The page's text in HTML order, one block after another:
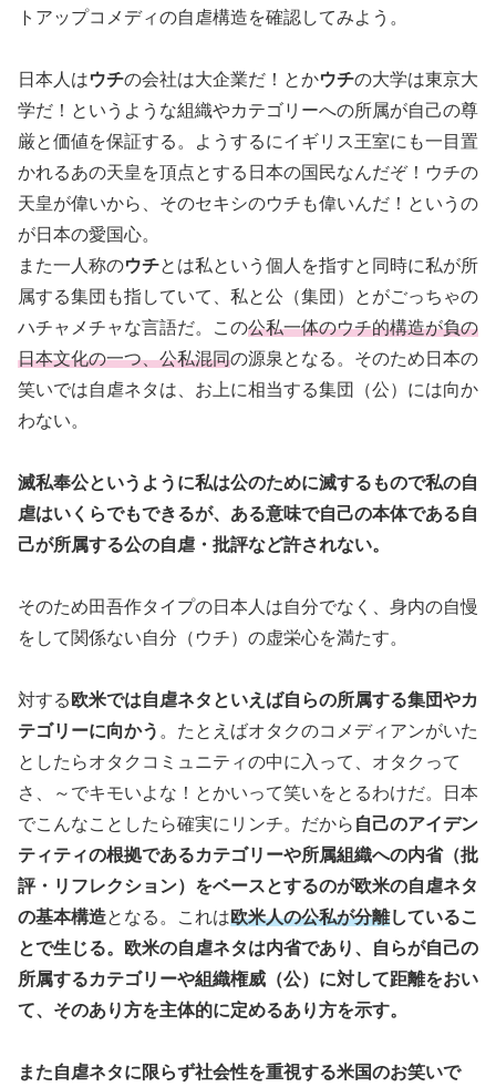
トアップコメディの自虐構造を確認してみよう。
日本人はウチの会社は大企業だ！とかウチの大学は東京大
学だ！というような組織やカテゴリーへの所属が自己の尊
厳と価値を保証する。ようするにイギリス王室にも一目置
かれるあの天皇を頂点とする日本の国民なんだぞ！ウチの
天皇が偉いから、そのセキシのウチも偉いんだ！というの
が日本の愛国心。
また一人称のウチとは私という個人を指すと同時に私が所
属する集団も指していて、私と公（集団）とがごっちゃの
ハチャメチャな言語だ。この公私一体のウチ的構造が負の
日本文化の一つ、公私混同の源泉となる。そのため日本の
笑いでは自虐ネタは、お上に相当する集団（公）には向か
わない。
滅私奉公というように私は公のために滅するもので私の自
虐はいくらでもできるが、ある意味で自己の本体である自
己が所属する公の自虐・批評など許されない。
そのため田吾作タイプの日本人は自分でなく、身内の自慢
をして関係ない自分（ウチ）の虚栄心を満たす。
対する 欧米では自虐ネタといえば自らの所属する集団やカ
テゴリーに向かう 。たとえばオタクのコメディアンがいた
としたらオタクコミュニティの中に入って、オタクって
さ、～でキモいよな！とかいって笑いをとるわけだ。日本
でこんなことしたら確実にリンチ。だから 自己のアイデン
ティティの根拠であるカテゴリーや所属組織への内省（批
評・リフレクション）をベースとするのが欧米の自虐ネタ
の基本構造となる。これは欧米人の公私が分離しているこ
とで生じる。欧米の自虐ネタは内省であり、自らが自己の
所属するカテゴリーや組織権威（公）に対して距離をおい
て、そのあり方を主体的に定めるあり方を示す。
また自虐ネタに限らず社会性を重視する米国のお笑いで